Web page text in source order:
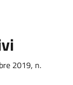
2019, n.